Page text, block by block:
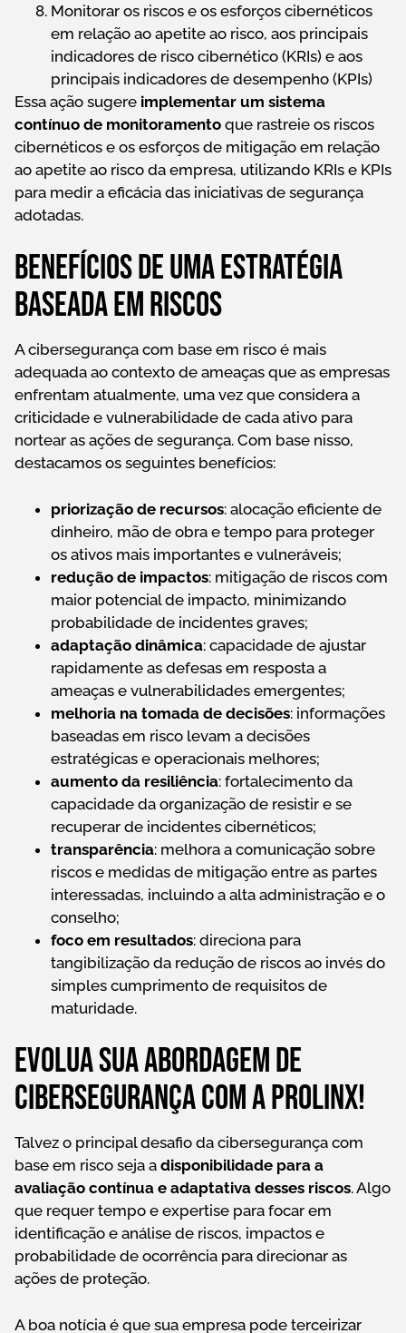
Monitorar os riscos e os esforços cibernéticos
em relação ao apetite ao risco, aos principais
indicadores de risco cibernético (KRIs) e aos
principais indicadores de desempenho (KPIs)
Essa ação sugere implementar um sistema
contínuo de monitoramento que rastreie os riscos
cibernéticos e os esforços de mitigação em relação
ao apetite ao risco da empresa, utilizando KRIs e KPIs
para medir a eficácia das iniciativas de segurança
adotadas.
Benefícios de uma estratégia
baseada em riscos
A cibersegurança com base em risco é mais
adequada ao contexto de ameaças que as empresas
enfrentam atualmente, uma vez que considera a
criticidade e vulnerabilidade de cada ativo para
nortear as ações de segurança. Com base nisso,
destacamos os seguintes benefícios:
priorização de recursos: alocação eficiente de
dinheiro, mão de obra e tempo para proteger
os ativos mais importantes e vulneráveis;
redução de impactos: mitigação de riscos com
maior potencial de impacto, minimizando
probabilidade de incidentes graves;
adaptação dinâmica: capacidade de ajustar
rapidamente as defesas em resposta a
ameaças e vulnerabilidades emergentes;
melhoria na tomada de decisões: informações
baseadas em risco levam a decisões
estratégicas e operacionais melhores;
aumento da resiliência: fortalecimento da
capacidade da organização de resistir e se
recuperar de incidentes cibernéticos;
transparência: melhora a comunicação sobre
riscos e medidas de mitigação entre as partes
interessadas, incluindo a alta administração e o
conselho;
foco em resultados: direciona para
tangibilização da redução de riscos ao invés do
simples cumprimento de requisitos de
maturidade.
Evolua sua abordagem de
cibersegurança com a Prolinx!
Talvez o principal desafio da cibersegurança com
base em risco seja a disponibilidade para a
avaliação contínua e adaptativa desses riscos. Algo
que requer tempo e expertise para focar em
identificação e análise de riscos, impactos e
probabilidade de ocorrência para direcionar as
ações de proteção.
A boa notícia é que sua empresa pode terceirizar